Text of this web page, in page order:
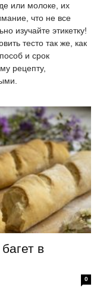
или молоке, их
что не все
изучайте этикетку!
тесто так же, как
и срок
рецепту,
в
0